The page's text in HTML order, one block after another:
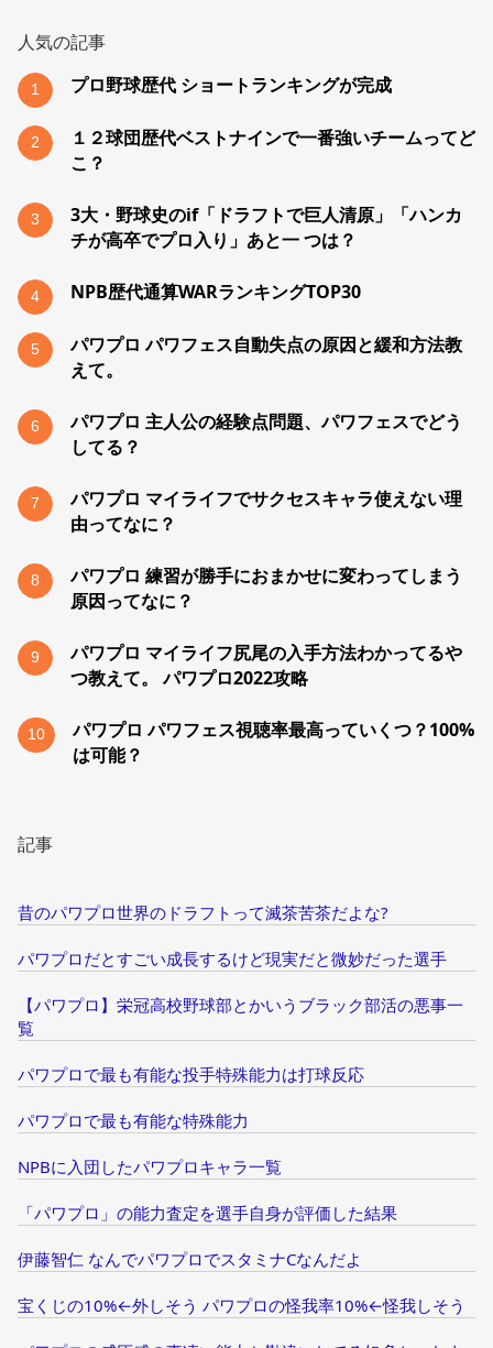
人気の記事
1 プロ野球歴代 ショートランキングが完成
2
１２球団歴代ベストナインで一番強いチームってど
こ？
3
3大・野球史のif「ドラフトで巨人清原」「ハンカ
チが高卒でプロ入り」あと一 つは？
4 NPB歴代通算WARランキングTOP30
5
パワプロ パワフェス自動失点の原因と緩和方法教
えて。
6
パワプロ 主人公の経験点問題、パワフェスでどう
してる？
7
パワプロ マイライフでサクセスキャラ使えない理
由ってなに？
8
パワプロ 練習が勝手におまかせに変わってしまう
原因ってなに？
9
パワプロ マイライフ尻尾の入手方法わかってるや
つ教えて。 パワプロ2022攻略
10
パワプロ パワフェス視聴率最高っていくつ？100%
は可能？
記事
昔のパワプロ世界のドラフトって滅茶苦茶だよな?
パワプロだとすごい成長するけど現実だと微妙だった選手
【パワプロ】栄冠高校野球部とかいうブラック部活の悪事一
覧
パワプロで最も有能な投手特殊能力は打球反応
パワプロで最も有能な特殊能力
NPBに入団したパワプロキャラ一覧
「パワプロ」の能力査定を選手自身が評価した結果
伊藤智仁 なんでパワプロでスタミナCなんだよ
宝くじの10%←外しそう パワプロの怪我率10%←怪我しそう